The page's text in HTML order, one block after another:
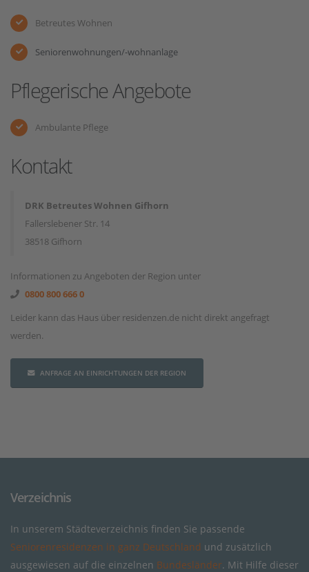
Betreutes Wohnen
Seniorenwohnungen/-wohnanlage
Pflegerische Angebote
Ambulante Pflege
Kontakt
DRK Betreutes Wohnen Gifhorn
Fallerslebener Str. 14
38518 Gifhorn
Informationen zu Angeboten der Region unter
0800 800 666 0
Leider kann das Haus über residenzen.de nicht direkt angefragt
werden.
ANFRAGE AN EINRICHTUNGEN DER REGION
Verzeichnis
In unserem Städteverzeichnis finden Sie passende
Seniorenresidenzen in ganz Deutschland und zusätzlich
ausgewiesen auf die einzelnen Bundesländer. Mit Hilfe dieser